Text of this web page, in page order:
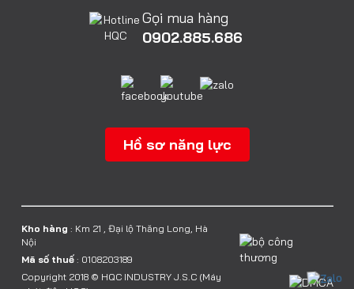
Gọi mua hàng
0902.885.686
Hồ sơ năng lực
Kho hàng : Km 21 , Đại lộ Thăng Long, Hà
Nội
Mã số thuế: 0108203189
Copyright 2018 © HQC INDUSTRY J.S.C (Máy